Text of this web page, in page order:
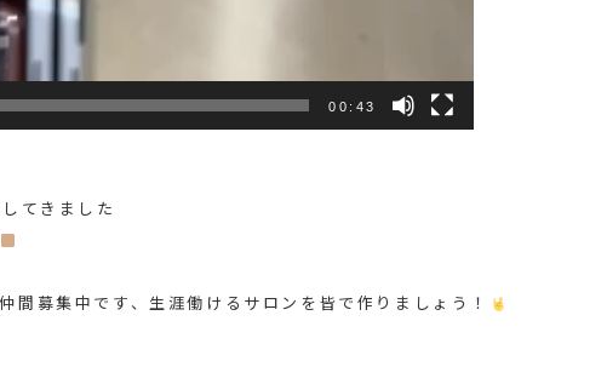
00:43
てきました️
間募集中です、生涯働けるサロンを皆で作りましょう！